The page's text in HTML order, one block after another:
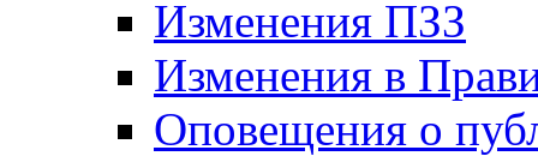
Изменения ПЗЗ
Изменения в
Оповещения о